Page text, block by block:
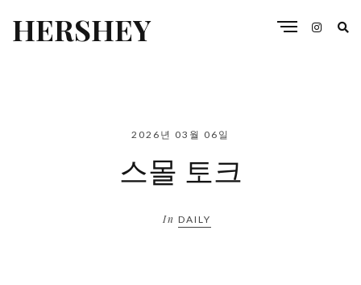
HERSHEY
2026년 03월 06일
스몰 토크
In DAILY